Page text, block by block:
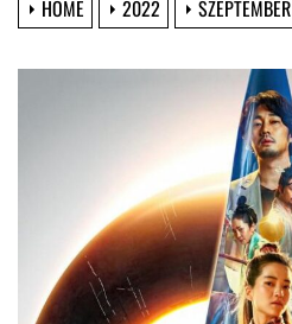
HOME 2022 SZEPTEMBER